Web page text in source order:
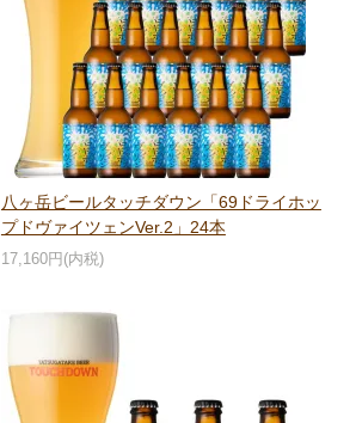
八ヶ岳ビールタッチダウン「69ドライホッ
プドヴァイツェンVer.2」24本
17,160円(内税)